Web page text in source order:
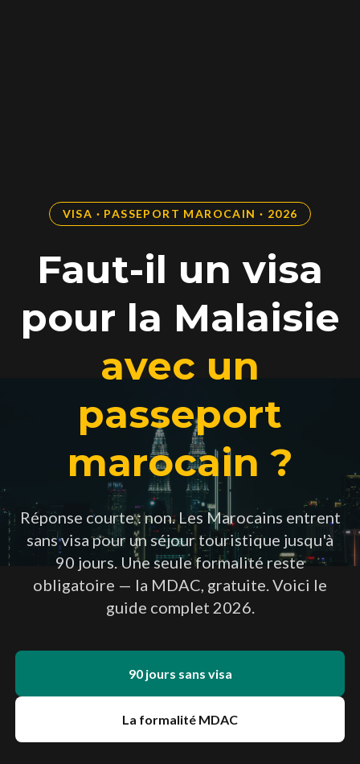
VISA · PASSEPORT MAROCAIN · 2026
Faut-il un visa
pour la Malaisie
avec un
passeport
marocain ?
Réponse courte : non. Les Marocains entrent
sans visa pour un séjour touristique jusqu'à
90 jours. Une seule formalité reste
obligatoire — la MDAC, gratuite. Voici le
guide complet 2026.
90 jours sans visa
La formalité MDAC